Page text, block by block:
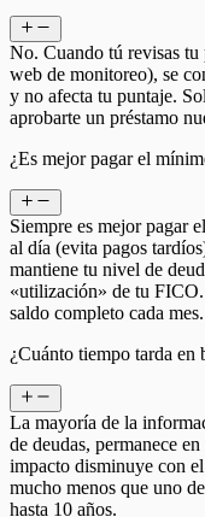
No. Cuando tú revisas tu
web de monitoreo), se
y no afecta tu puntaje.
aprobarte un préstamo
¿Es mejor pagar el
Siempre es mejor pagar
al día (evita pagos
mantiene tu nivel de
«utilización» de tu
saldo completo cada mes.
¿Cuánto tiempo tarda en
La mayoría de la
de deudas, permanece
impacto disminuye con
mucho menos que uno
hasta 10 años.